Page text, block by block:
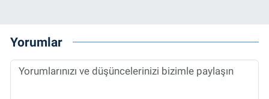
Yorumlar